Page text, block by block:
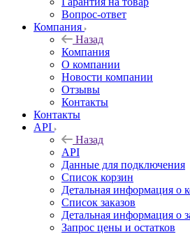
Вопрос-ответ
Компания
Назад
Компания
О компании
Новости компании
Отзывы
Контакты
Контакты
API
Назад
API
Данные для подключения
Список корзин
Детальная информация о
Список заказов
Детальная информация о
Запрос цены и остатков